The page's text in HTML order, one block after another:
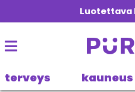
Luotettava
terveys kauneus